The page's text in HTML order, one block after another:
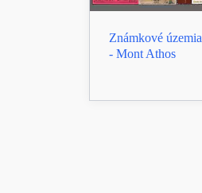
Známkové územia
- Mont Athos